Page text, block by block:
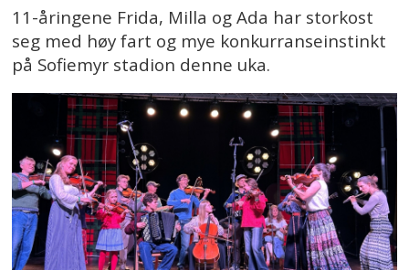
11-åringene Frida, Milla og Ada har storkost
seg med høy fart og mye konkurranseinstinkt
på Sofiemyr stadion denne uka.